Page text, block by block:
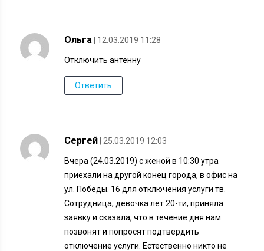
Ольга | 12.03.2019 11:28
Отключить антенну
Ответить
Сергей | 25.03.2019 12:03
Вчера (24.03.2019) с женой в 10:30 утра
приехали на другой конец города, в офис на
ул. Победы. 16 для отключения услуги тв.
Сотрудница, девочка лет 20-ти, приняла
заявку и сказала, что в течение дня нам
позвонят и попросят подтвердить
отключение услуги. Естественно никто не